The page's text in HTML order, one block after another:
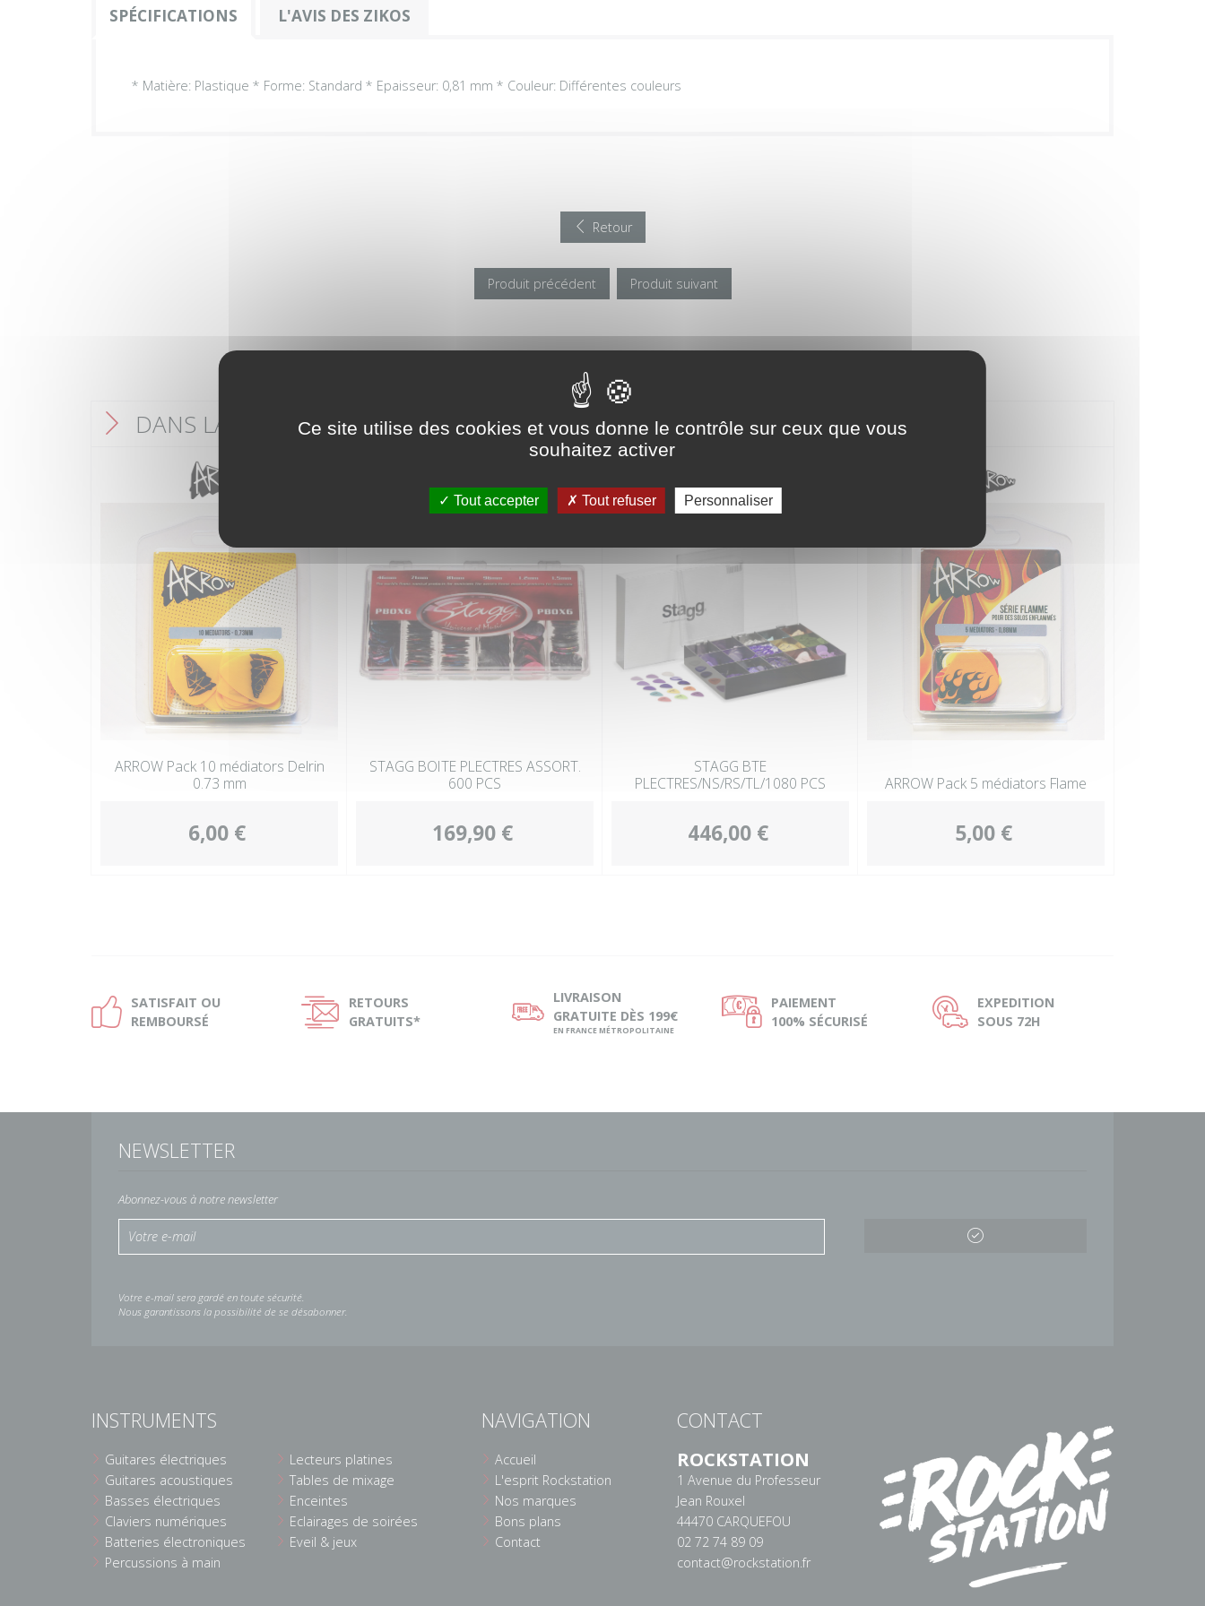
SPÉCIFICATIONS L'AVIS DES ZIKOS
* Matière: Plastique * Forme: Standard * Epaisseur: 0,81 mm * Couleur: Différentes couleurs
Retour
Produit précédent Produit suivant
F DANS LA MÊME CATÉGORIE
ARROW Pack 10 médiators Delrin
0.73 mm
6,00 €
STAGG BOITE PLECTRES ASSORT.
600 PCS
169,90 €
STAGG BTE
PLECTRES/NS/RS/TL/1080 PCS
446,00 €
ARROW Pack 5 médiators Flame
5,00 €
Ð SATISFAIT OU
REMBOURSÉ
Ñ
RETOURS
GRATUITS*
ø LIVRAISON
GRATUITE DÈS 199€
EN FRANCE MÉTROPOLITAINE
Ø PAIEMENT
100% SÉCURISÉ
Ù
EXPEDITION
SOUS 72H
NEWSLETTER
Abonnez-vous à notre newsletter
Votre e-mail sera gardé en toute sécurité.
Nous garantissons la possibilité de se désabonner.
INSTRUMENTS
Guitares électriques
Guitares acoustiques
Basses électriques
Claviers numériques
Batteries électroniques
Percussions à main
Lecteurs platines
Tables de mixage
Enceintes
Eclairages de soirées
Eveil & jeux
NAVIGATION
Accueil
L'esprit Rockstation
Nos marques
Bons plans
Contact
CONTACT
ROCKSTATION
1 Avenue du Professeur
Jean Rouxel
44470 CARQUEFOU
02 72 74 89 09
contact@rockstation.fr
Ce site utilise des cookies et vous donne le contrôle sur ceux que vous
souhaitez activer
Tout accepter Tout refuser Personnaliser